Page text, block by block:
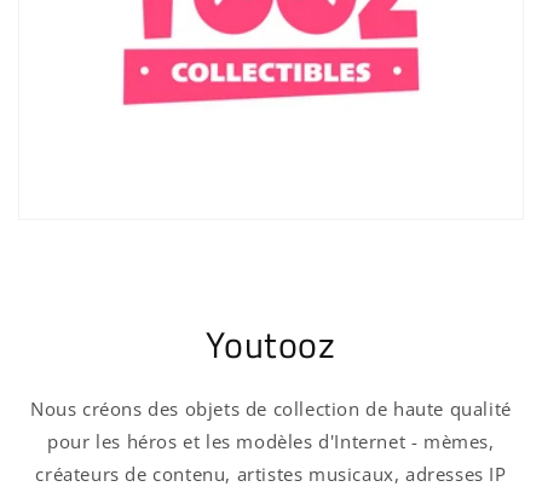
Youtooz
Nous créons des objets de collection de haute qualité
pour les héros et les modèles d'Internet - mèmes,
créateurs de contenu, artistes musicaux, adresses IP